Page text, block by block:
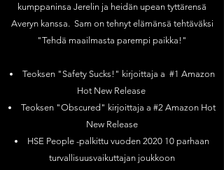
kumppaninsa Jerelin ja heidän upean tyttärensä
Averyn kanssa. Sam on tehnyt elämänsä tehtäväksi
"Tehdä maailmasta parempi paikka!"
Teoksen "Safety Sucks!" kirjoittaja a #1 Amazon
Hot New Release
Teoksen "Obscured" kirjoittaja a #2 Amazon Hot
New Release
HSE People -palkittu vuoden 2020 10 parhaan
turvallisuusvaikuttajan joukkoon